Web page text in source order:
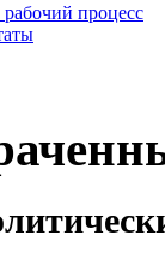
процесс